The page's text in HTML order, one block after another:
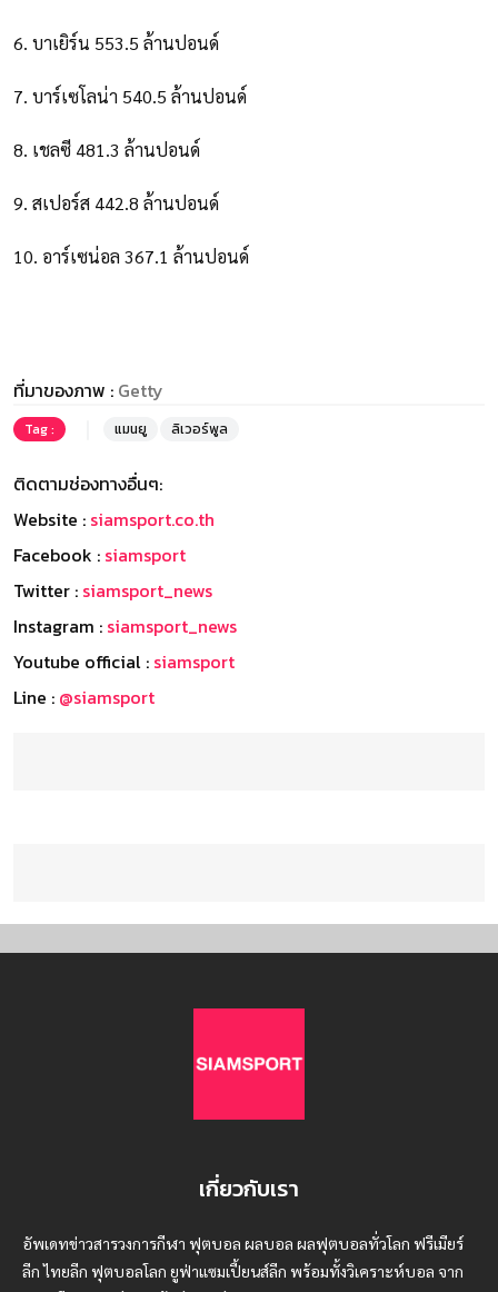
6. บาเยิร์น 553.5 ล้านปอนด์
7. บาร์เซโลน่า 540.5 ล้านปอนด์
8. เชลซี 481.3 ล้านปอนด์
9. สเปอร์ส 442.8 ล้านปอนด์
10. อาร์เซน่อล 367.1 ล้านปอนด์
ที่มาของภาพ : Getty
Tag : แมนยู ลิเวอร์พูล
ติดตามช่องทางอื่นๆ:
Website : siamsport.co.th
Facebook : siamsport
Twitter : siamsport_news
Instagram : siamsport_news
Youtube official : siamsport
Line : @siamsport
เกี่ยวกับเรา
อัพเดทข่าวสารวงการกีฬา ฟุตบอล ผลบอล ผลฟุตบอลทั่วโลก ฟรีเมียร์
ลีก ไทยลีก ฟุตบอลโลก ยูฟ่าแซมเปี้ยนส์ลีก พร้อมทั้งวิเคราะห์บอล จาก